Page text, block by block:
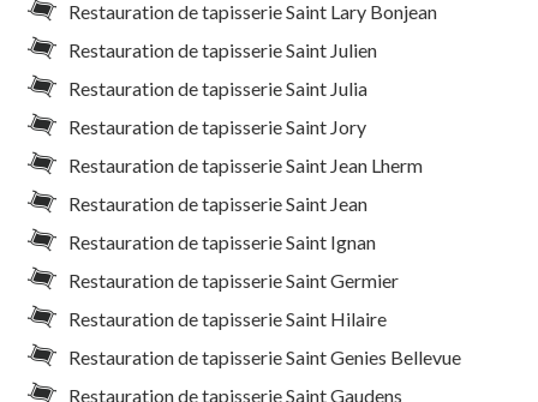
Restauration de tapisserie Saint Lary Bonjean
Restauration de tapisserie Saint Julien
Restauration de tapisserie Saint Julia
Restauration de tapisserie Saint Jory
Restauration de tapisserie Saint Jean Lherm
Restauration de tapisserie Saint Jean
Restauration de tapisserie Saint Ignan
Restauration de tapisserie Saint Germier
Restauration de tapisserie Saint Hilaire
Restauration de tapisserie Saint Genies Bellevue
Restauration de tapisserie Saint Gaudens